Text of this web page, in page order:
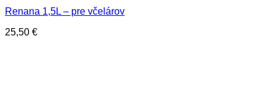
Renana 1,5L – pre včelárov
25,50 €